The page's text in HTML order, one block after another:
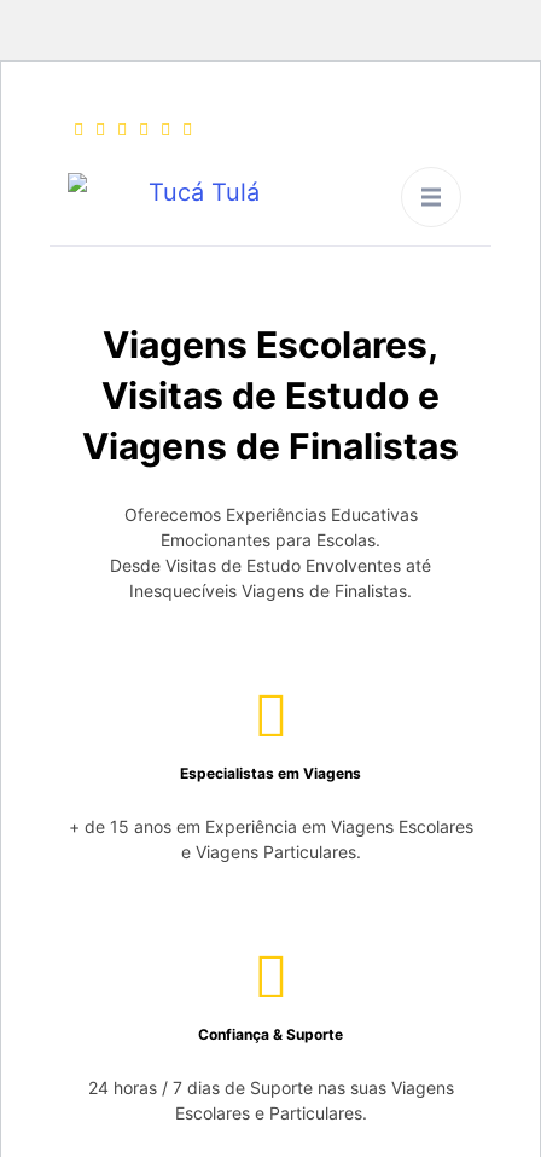
Tucá Tulá
Viagens Escolares,
Visitas de Estudo e
Viagens de Finalistas
Oferecemos Experiências Educativas
Emocionantes para Escolas.
Desde Visitas de Estudo Envolventes até
Inesquecíveis Viagens de Finalistas.
Especialistas em Viagens
+ de 15 anos em Experiência em Viagens Escolares
e Viagens Particulares.
Confiança & Suporte
24 horas / 7 dias de Suporte nas suas Viagens
Escolares e Particulares.